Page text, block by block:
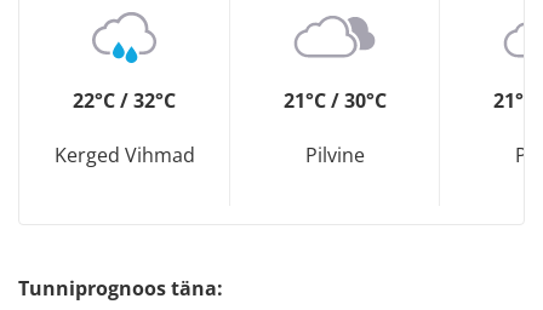
22°C / 32°C
Kerged Vihmad
21°C / 30°C
Pilvine
21°C
Tunniprognoos täna: